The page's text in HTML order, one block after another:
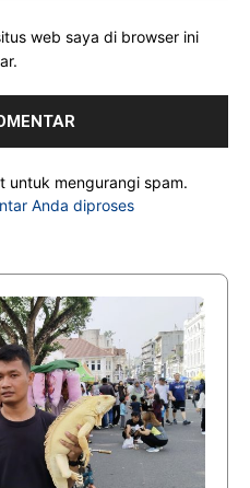
web saya di browser ini
untuk mengurangi spam.
Anda diproses